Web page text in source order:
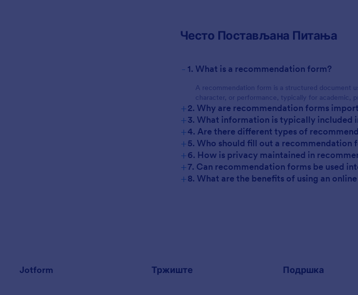
Често Постављана Питања
- 1. What is a recommendation form?
A recommendation form is a structured document
character, or performance, typically for academic,
+2. Why are recommendation forms
+3. What information is typically included
+4. Are there different types of
+5. Who should fill out a recommendation
+6. How is privacy maintained in
+7. Can recommendation forms be used
+8. What are the benefits of using an
Jotform Тржиште Подршка